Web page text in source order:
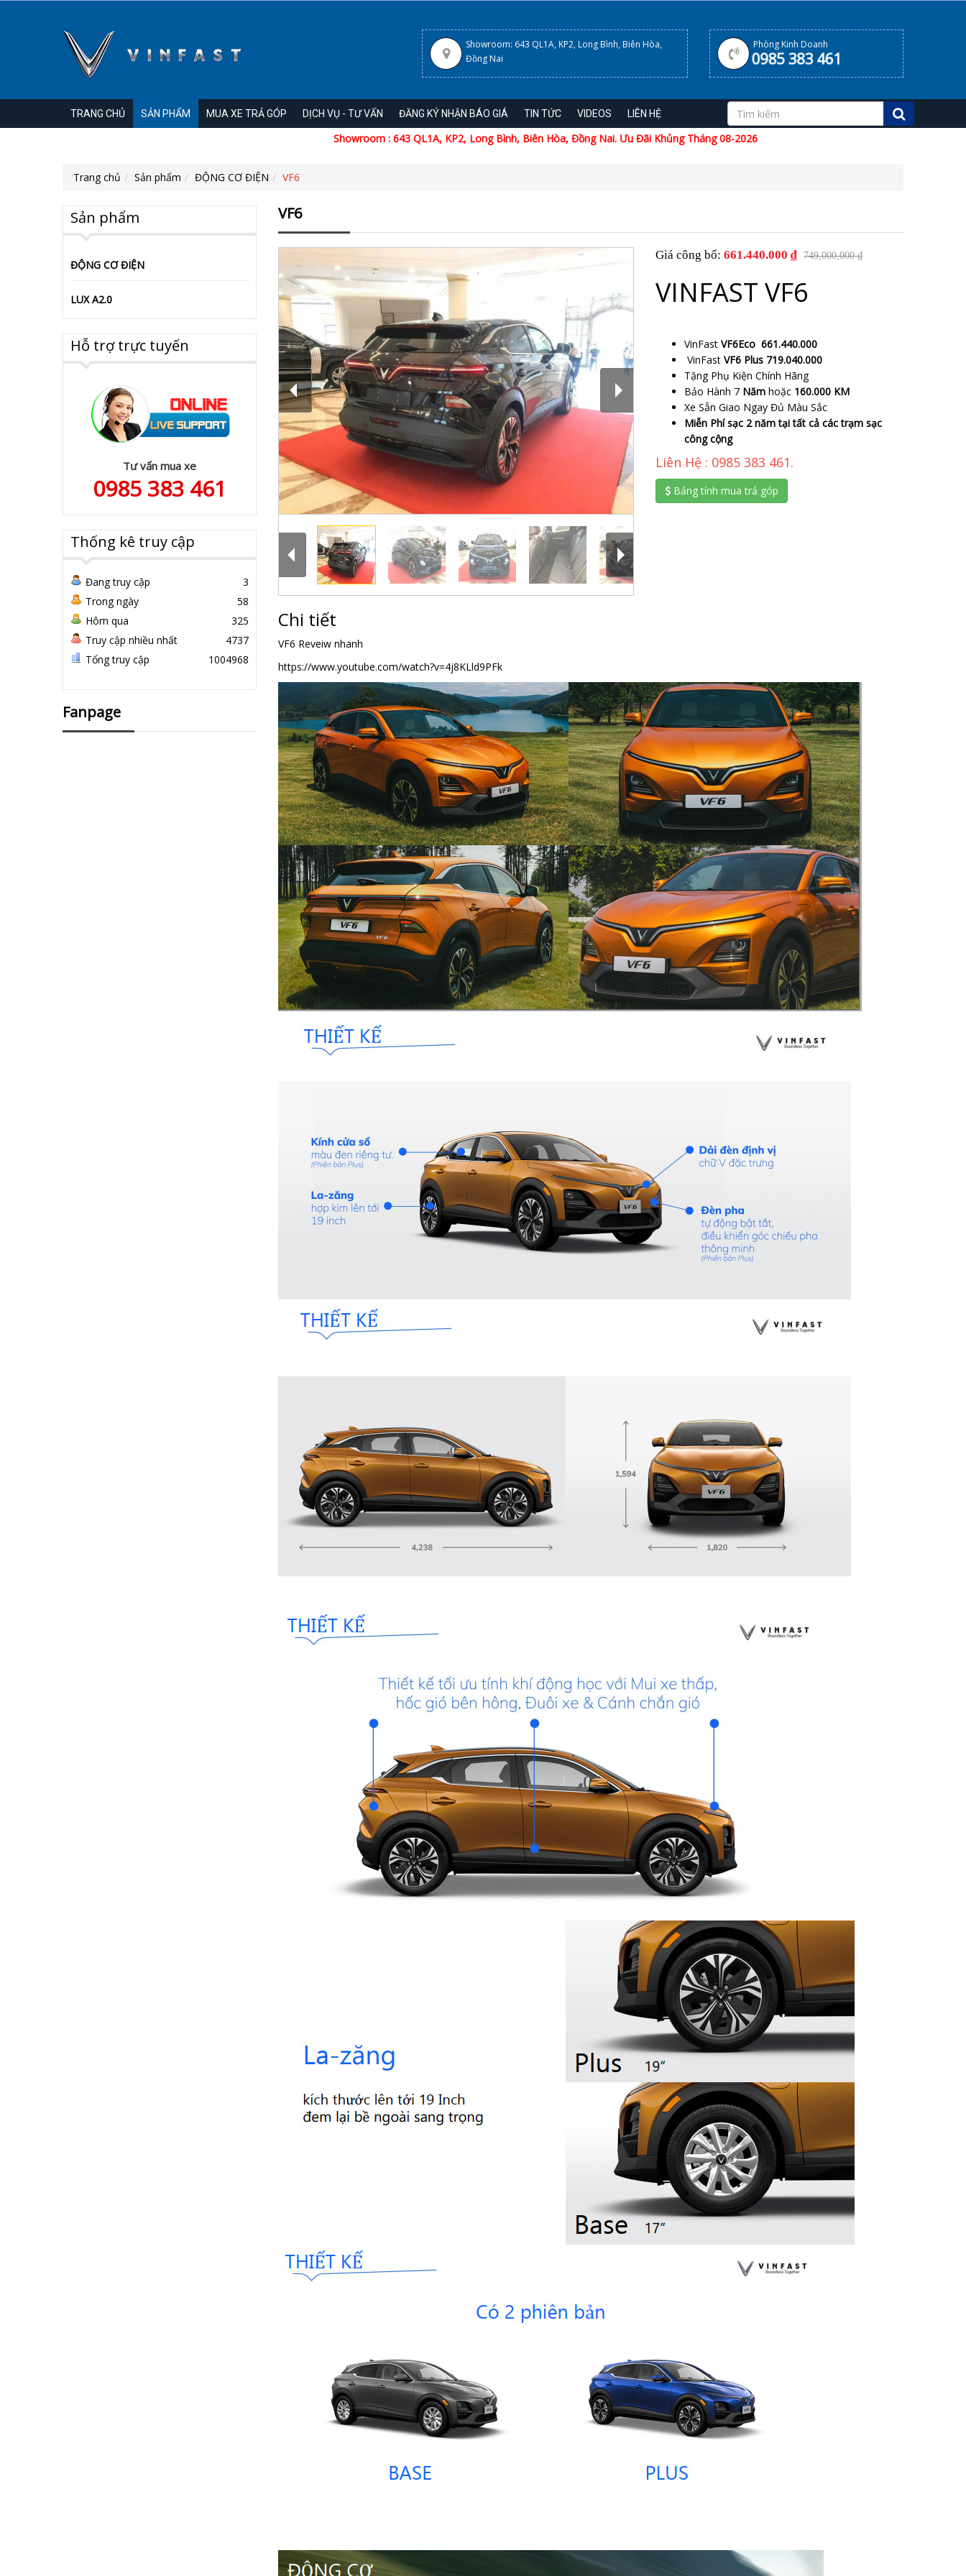
Showroom: 643 QL1A, KP2, Long Bình, Biên Hòa,
Đồng Nai
Phòng Kinh Doanh
0985 383 461
TRANG CHỦ SẢN PHẨM MUA XE TRẢ GÓP DỊCH VỤ - TƯ VẤN ĐĂNG KÝ NHẬN BÁO GIÁ TIN TỨC VIDEOS LIÊN HỆ
Showroom : 643 QL1A, KP2, Long Bình, Biên Hòa, Đồng Nai. Ưu Đãi Khủng Tháng 08-2026
Trang chủ Sản phẩm ĐỘNG CƠ ĐIỆN VF6
VF6
Giá công bố: 661.440.000 ₫ 749,000,000 ₫
VINFAST VF6
VinFast VF6Eco 661.440.000
VinFast VF6 Plus 719.040.000
Tặng Phụ Kiện Chính Hãng
Bảo Hành 7 Năm hoặc 160.000 KM
Xe Sẵn Giao Ngay Đủ Màu Sắc
Miễn Phí sạc 2 năm tại tất cả các trạm sạc
công cộng
Liên Hệ : 0985 383 461.
Bảng tính mua trả góp
Chi tiết
VF6 Reveiw nhanh
https://www.youtube.com/watch?v=4j8KLld9PFk
Sản phẩm
ĐỘNG CƠ ĐIỆN
LUX A2.0
Hỗ trợ trực tuyến
Tư vấn mua xe
0985 383 461
Thống kê truy cập
Đang truy cập
3
Trong ngày
58
Hôm qua
325
Truy cập nhiều nhất
4737
Tổng truy cập
1004968
Fanpage